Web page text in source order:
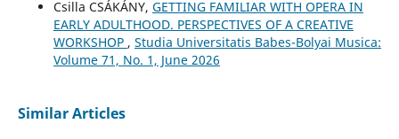
Csilla CSÁKÁNY, GETTING FAMILIAR WITH OPERA IN
EARLY ADULTHOOD. PERSPECTIVES OF A CREATIVE
WORKSHOP , Studia Universitatis Babes-Bolyai Musica:
Volume 71, No. 1, June 2026
Similar Articles